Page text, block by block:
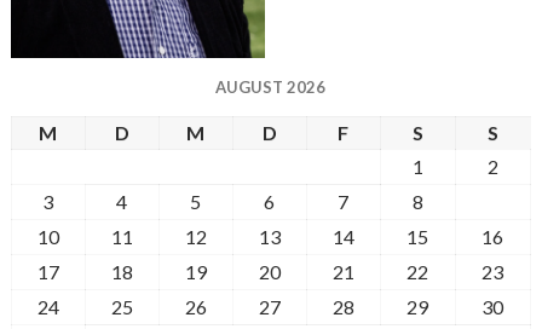
AUGUST 2026
M D M D F S
S
1
2
3
4 5 6 7 8
10
11 12 13 14 15
16
17
18 19 20 21 22
23
24
25 26 27 28 29
30